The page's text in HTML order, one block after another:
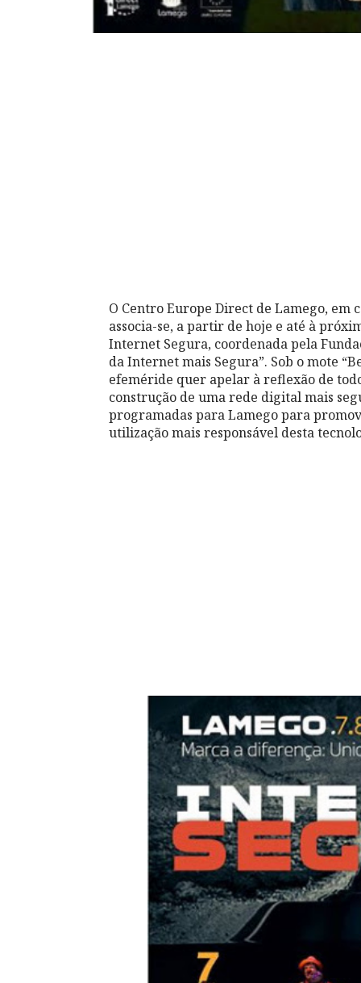
O Centro Europe Direct de Lamego, em
associa-se, a partir de hoje e até à
Internet Segura, coordenada pela
da Internet mais Segura”. Sob o mote
efeméride quer apelar à reflexão de
construção de uma rede digital mais
programadas para Lamego para
utilização mais responsável desta